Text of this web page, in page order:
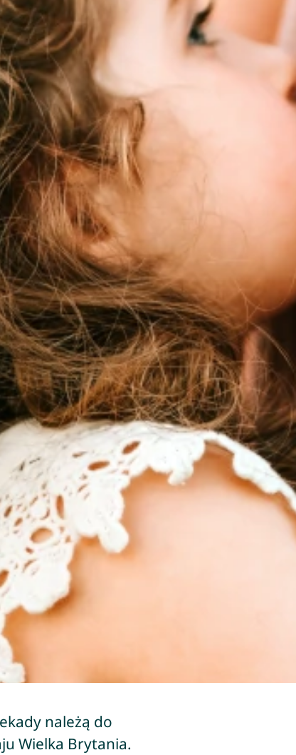
należą do
Wielka Brytania.